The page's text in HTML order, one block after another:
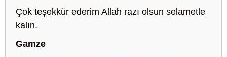
Çok teşekkür ederim Allah razı olsun selametle
kalın.
Gamze